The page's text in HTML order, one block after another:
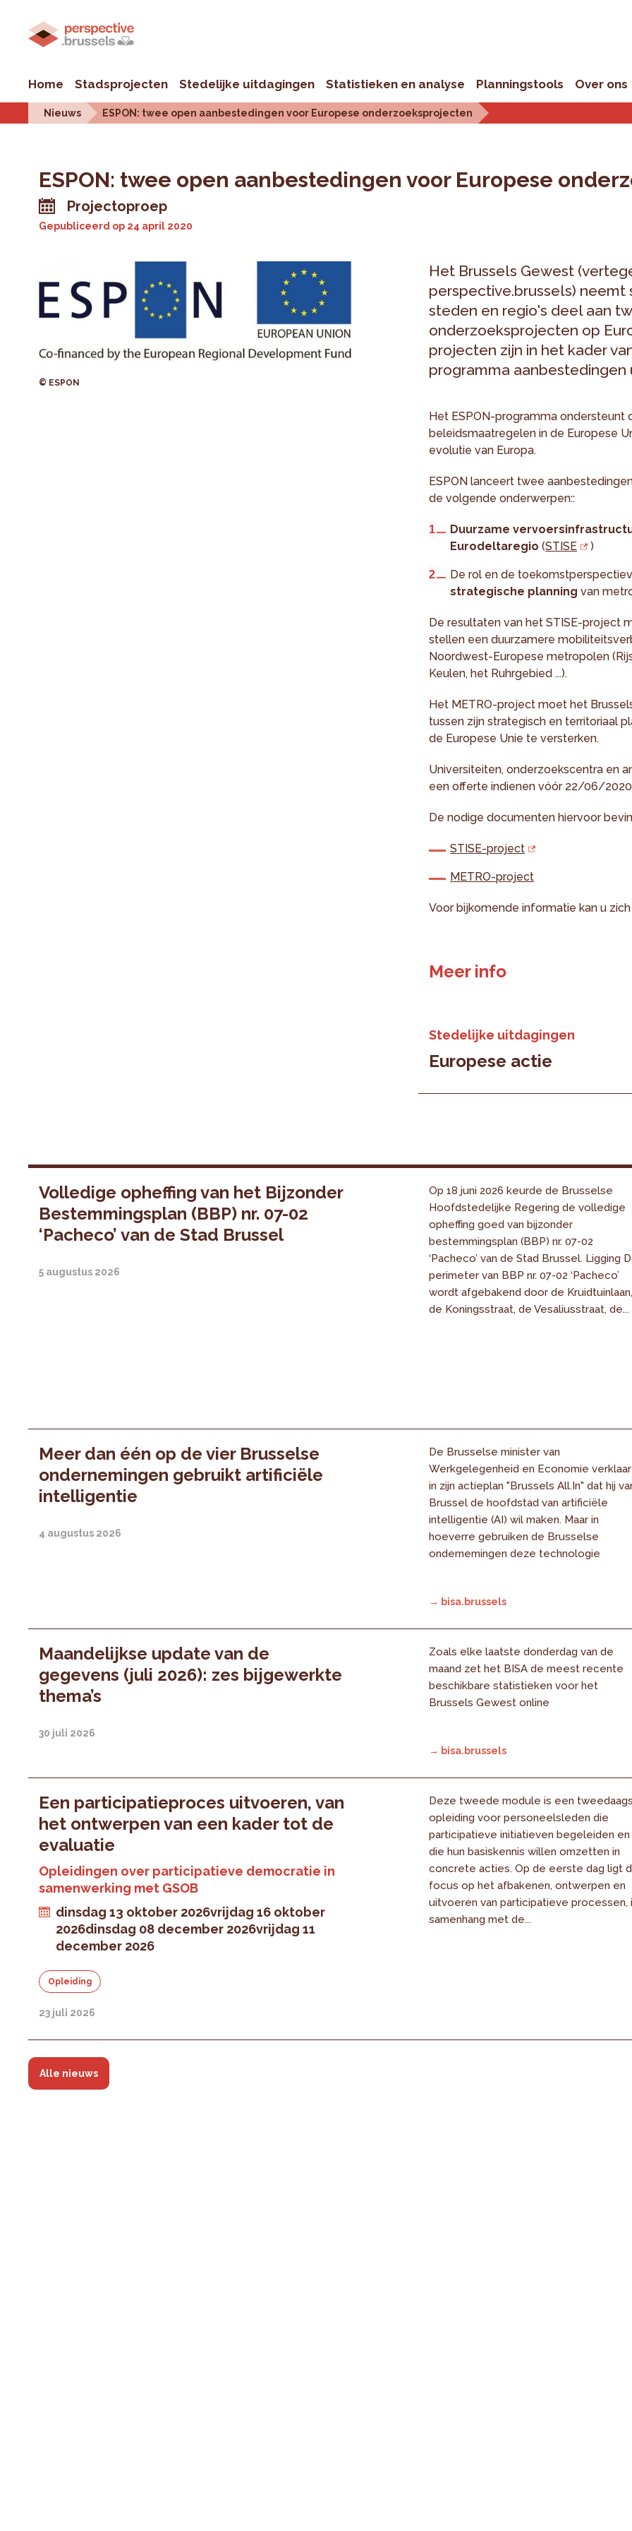
Home Stadsprojecten Stedelijke uitdagingen Statistieken en analyse Planningstools Over ons
Nieuws ESPON: twee open aanbestedingen voor Europese onderzoeksprojecten
ESPON: twee open aanbestedingen voor Europese
Projectoproep
Gepubliceerd op 24 april 2020
© ESPON
Het Brussels Gewest
perspective.brussels)
steden en regio's deel aan
onderzoeksprojecten op
projecten zijn in het kader
programma aanbestedingen
Het ESPON-programma ondersteunt
beleidsmaatregelen in de Europese
evolutie van Europa.
ESPON lanceert twee
de volgende onderwerpen::
Duurzame
Eurodeltaregio (STISE )
De rol en de
strategische planning van
De resultaten van het STISE-project
stellen een duurzamere
Noordwest-Europese metropolen
Keulen, het Ruhrgebied ...).
Het METRO-project moet het
tussen zijn strategisch en territoriaal
de Europese Unie te versterken.
Universiteiten, onderzoekscentra en
een offerte indienen vóór 22/06/
De nodige documenten hiervoor
STISE-project
METRO-project
Voor bijkomende informatie kan u
Meer info
Stedelijke uitdagingen
Europese actie
Volledige opheffing van het Bijzonder
Bestemmingsplan (BBP) nr. 07-02
‘Pacheco’ van de Stad Brussel
5 augustus 2026
Op 18 juni 2026 keurde de Brusselse
Hoofdstedelijke Regering de volledige
opheffing goed van bijzonder
bestemmingsplan (BBP) nr. 07-02
‘Pacheco’ van de Stad Brussel. Ligging
perimeter van BBP nr. 07-02 ‘Pacheco’
wordt afgebakend door de
de Koningsstraat, de Vesaliusstraat, de...
Meer dan één op de vier Brusselse
ondernemingen gebruikt artificiële
intelligentie
4 augustus 2026
De Brusselse minister van
Werkgelegenheid en Economie
in zijn actieplan "Brussels All.In" dat hij
Brussel de hoofdstad van artificiële
intelligentie (AI) wil maken. Maar in
hoeverre gebruiken de Brusselse
ondernemingen deze technologie
→ bisa.brussels
Maandelijkse update van de
gegevens (juli 2026): zes bijgewerkte
thema’s
30 juli 2026
Zoals elke laatste donderdag van de
maand zet het BISA de meest recente
beschikbare statistieken voor het
Brussels Gewest online
→ bisa.brussels
Een participatieproces uitvoeren, van
het ontwerpen van een kader tot de
evaluatie
Opleidingen over participatieve democratie in
samenwerking met GSOB
dinsdag 13 oktober 2026vrijdag 16 oktober
2026dinsdag 08 december 2026vrijdag 11
december 2026
Opleiding
23 juli 2026
Deze tweede module is een
opleiding voor personeelsleden die
participatieve initiatieven begeleiden en
die hun basiskennis willen omzetten in
concrete acties. Op de eerste dag ligt
focus op het afbakenen, ontwerpen en
uitvoeren van participatieve processen,
samenhang met de...
Alle nieuws